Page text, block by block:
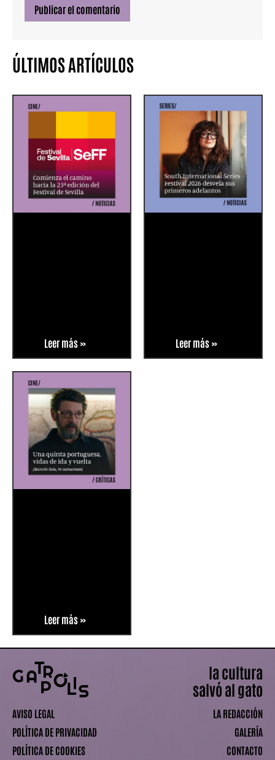
ÚLTIMOS ARTÍCULOS
Leer más » Leer más »
Leer más »
AVISO LEGAL
POLÍTICA DE PRIVACIDAD
POLÍTICA DE COOKIES
la cultura
salvó al gato
LA REDACCIÓN
GALERÍA
CONTACTO